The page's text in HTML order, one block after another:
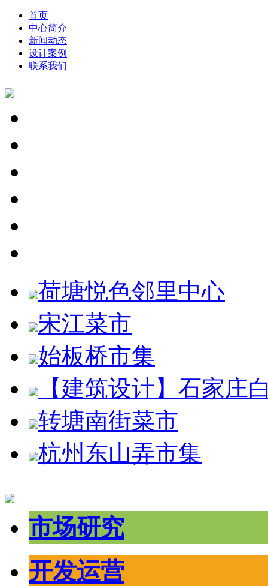
首页
中心简介
新闻动态
设计案例
联系我们
荷塘悦色邻里中心
宋江菜市
始板桥市集
【建筑设计】石家庄
转塘南街菜市
杭州东山弄市集
市场研究
开发运营